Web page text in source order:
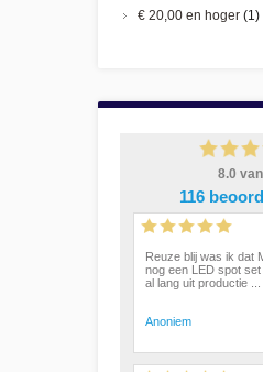
€ 20,00 en hoger (1)